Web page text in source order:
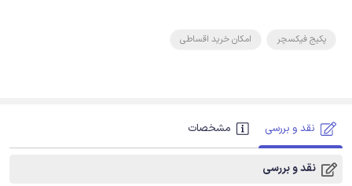
پکیج فیکسچر امکان خرید اقساطی
نقد و بررسی مشخصات
نقد و بررسی